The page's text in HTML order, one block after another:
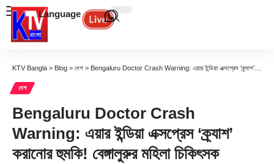
Language
KTV Bangla > Blog > দেশ > Bengaluru Doctor Crash Warning: এয়ার ইন্ডিয়া এক্সপ্রেস ‘ক্র্যাশ’ করানোর হুমকি! বেঙ্গালুরুর মহিলা চিকিৎসক গ্রেফতার
দেশ
Bengaluru Doctor Crash
Warning: এয়ার ইন্ডিয়া এক্সপ্রেস ‘ক্র্যাশ’
করানোর হুমকি! বেঙ্গালুরুর মহিলা চিকিৎসক